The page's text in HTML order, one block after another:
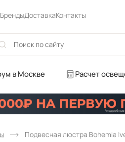
БрендыДоставкаКонтакты
в Москве Расчет
Подвесная люстра Bohemia